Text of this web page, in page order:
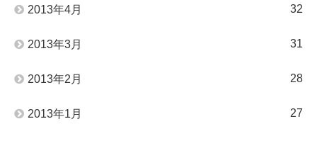
2013年4月 32
2013年3月 31
2013年2月 28
2013年1月 27